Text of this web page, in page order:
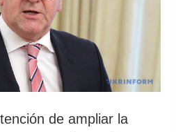
de ampliar la